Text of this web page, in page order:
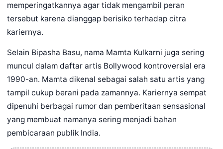
memperingatkannya agar tidak mengambil peran
tersebut karena dianggap berisiko terhadap citra
kariernya.
Selain Bipasha Basu, nama Mamta Kulkarni juga sering
muncul dalam daftar artis Bollywood kontroversial era
1990-an. Mamta dikenal sebagai salah satu artis yang
tampil cukup berani pada zamannya. Kariernya sempat
dipenuhi berbagai rumor dan pemberitaan sensasional
yang membuat namanya sering menjadi bahan
pembicaraan publik India.